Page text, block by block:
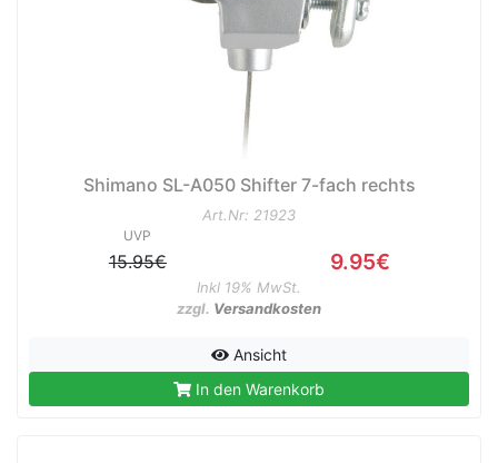
Shimano SL-A050 Shifter 7-fach rechts
Art.Nr: 21923
UVP
15.95€ 9.95€
Inkl 19% MwSt.
zzgl. Versandkosten
Ansicht
In den Warenkorb